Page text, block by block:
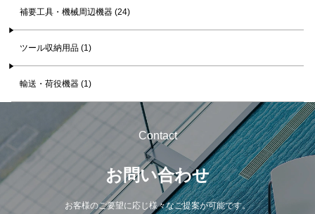
補要工具・機械周辺機器 (24)
ツール収納用品 (1)
輸送・荷役機器 (1)
Contact
お問い合わせ
お客様のご要望に応じ様々なご提案が可能です。